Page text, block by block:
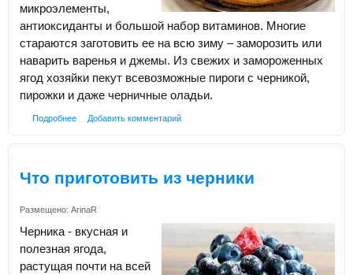
микроэлементы,
антиоксиданты и большой набор витаминов. Многие
стараются заготовить ее на всю зиму – заморозить или
наварить варенья и джемы. Из свежих и замороженных
ягод хозяйки пекут всевозможные пироги с черникой,
пирожки и даже черничные оладьи.
Подробнее Добавить комментарий
Что приготовить из черники
Размещено: ArinaR
Черника - вкусная и
полезная ягода,
растущая почти на всей